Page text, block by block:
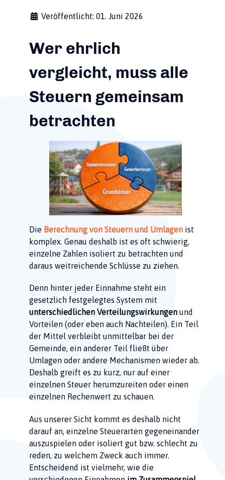
Veröffentlicht: 01. Juni 2026
Wer ehrlich
vergleicht, muss alle
Steuern gemeinsam
betrachten
Die Berechnung von Steuern und Umlagen ist
komplex. Genau deshalb ist es oft schwierig,
einzelne Zahlen isoliert zu betrachten und
daraus weitreichende Schlüsse zu ziehen.
Denn hinter jeder Einnahme steht ein
gesetzlich festgelegtes System mit
unterschiedlichen Verteilungswirkungen und
Vorteilen (oder eben auch Nachteilen). Ein Teil
der Mittel verbleibt unmittelbar bei der
Gemeinde, ein anderer Teil fließt über
Umlagen oder andere Mechanismen wieder ab.
Deshalb greift es zu kurz, nur auf einer
einzelnen Steuer herumzureiten oder einen
einzelnen Rechenwert zu schauen.
Aus unserer Sicht kommt es deshalb nicht
darauf an, einzelne Steuerarten gegeneinander
auszuspielen oder isoliert gut bzw. schlecht zu
reden, zu welchem Zweck auch immer.
Entscheidend ist vielmehr, wie die